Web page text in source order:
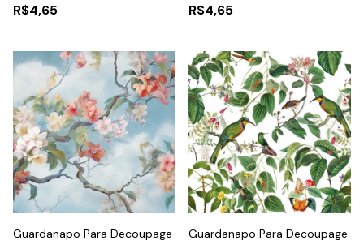
R$4,65 R$4,65
Guardanapo Para Decoupage Guardanapo Para Decoupage